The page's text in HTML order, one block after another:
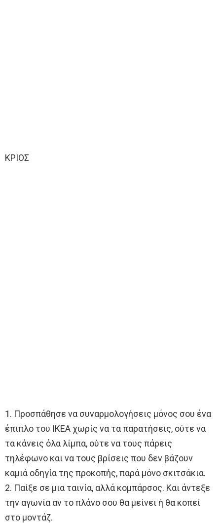
ΚΡΙΟΣ
1. Προσπάθησε να συναρμολογήσεις μόνος σου ένα
έπιπλο του ΙΚΕΑ χωρίς να τα παρατήσεις, ούτε να
τα κάνεις όλα λίμπα, ούτε να τους πάρεις
τηλέφωνο και να τους βρίσεις που δεν βάζουν
καμιά οδηγία της προκοπής, παρά μόνο σκιτσάκια.
2. Παίξε σε μια ταινία, αλλά κομπάρσος. Και άντεξε
την αγωνία αν το πλάνο σου θα μείνει ή θα κοπεί
στο μοντάζ.